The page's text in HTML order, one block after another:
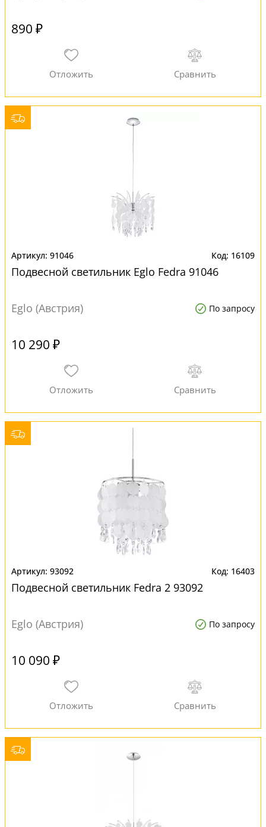
890 ₽
91046 16109
Подвесной светильник Eglo Fedra 91046
Eglo (Австрия) По запросу
10 290 ₽
93092 16403
Подвесной светильник Fedra 2 93092
Eglo (Австрия) По запросу
10 090 ₽